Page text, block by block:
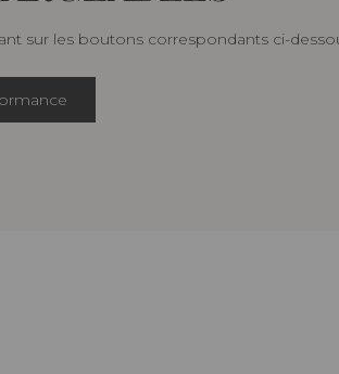
sur les boutons correspondants ci-